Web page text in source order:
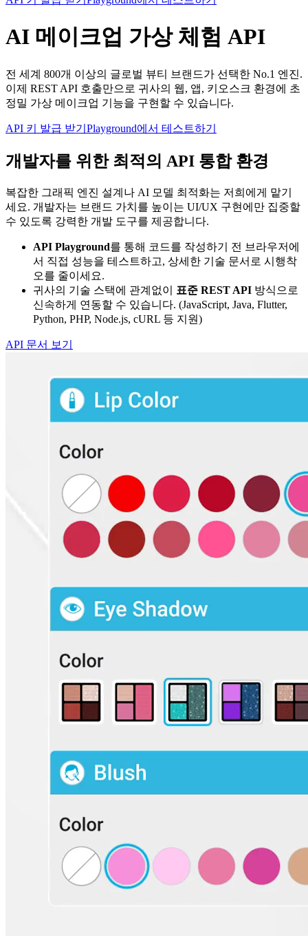
AI 메이크업 가상 체험 API
전 세계 800개 이상의 글로벌 뷰티 브랜드가 선택한 No.1 엔진.
이제 REST API 호출만으로 귀사의 웹, 앱, 키오스크 환경에 초
정밀 가상 메이크업 기능을 구현할 수 있습니다.
API 키 발급 받기 Playground에서 테스트하기
개발자를 위한 최적의 API 통합 환경
복잡한 그래픽 엔진 설계나 AI 모델 최적화는 저희에게 맡기
세요. 개발자는 브랜드 가치를 높이는 UI/UX 구현에만 집중할
수 있도록 강력한 개발 도구를 제공합니다.
API Playground를 통해 코드를 작성하기 전 브라우저에
서 직접 성능을 테스트하고, 상세한 기술 문서로 시행착
오를 줄이세요.
귀사의 기술 스택에 관계없이
표준 REST API 방식으로
신속하게 연동할 수 있습니다. (JavaScript, Java, Flutter,
Python, PHP, Node.js, cURL 등 지원)
API 문서 보기